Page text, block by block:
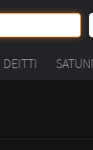
DEITTI